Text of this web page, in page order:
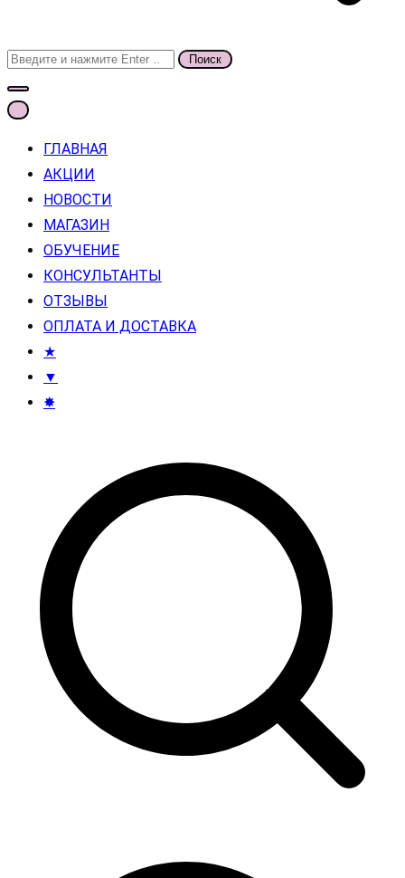
Поиск
для:
ГЛАВНАЯ
АКЦИИ
НОВОСТИ
МАГАЗИН
ОБУЧЕНИЕ
КОНСУЛЬТАНТЫ
ОТЗЫВЫ
ОПЛАТА И ДОСТАВКА
★
▼
✸